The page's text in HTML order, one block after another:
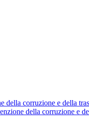
della corruzione e della
della corruzione e